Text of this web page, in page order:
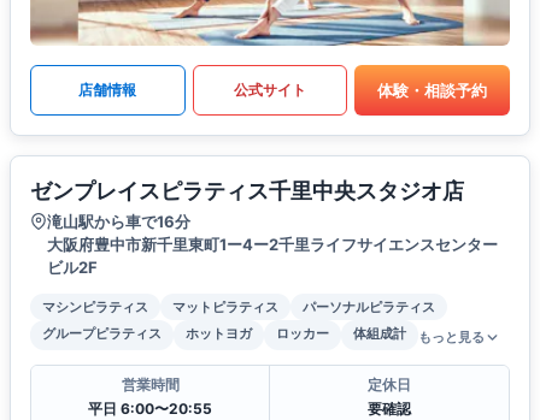
店舗情報 公式サイト 体験・相談予約
ゼンプレイスピラティス千里中央スタジオ店
滝山駅から車で16分
大阪府豊中市新千里東町1ー4ー2千里ライフサイエンスセンター
ビル2F
マシンピラティス マットピラティス
パーソナルピラティス
グループピラティス
ホットヨガ ロッカー 体組成計 もっと見る
営業時間
平日 6:00〜20:55
定休日
要確認